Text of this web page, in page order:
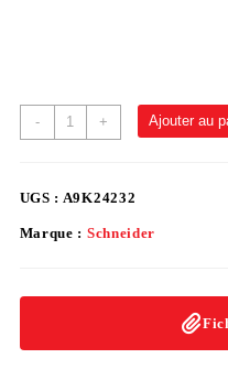
- + Ajouter au
UGS : A9K24232
Marque : Schneider